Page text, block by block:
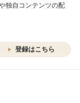
独自コンテンツの配
登録はこちら